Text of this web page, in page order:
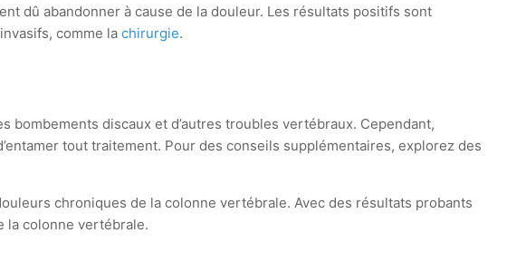
dû abandonner à cause de la douleur. Les résultats positifs sont
comme lachirurgie.
discaux et d’autres troubles vertébraux. Cependant,
tout traitement. Pour des conseils supplémentaires, explorez des
chroniques de la colonne vertébrale. Avec des résultats probants
la colonne vertébrale.